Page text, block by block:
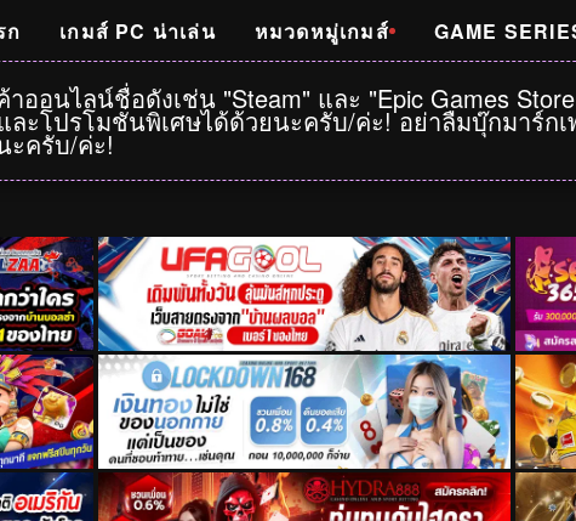
ก เกมส์ PC น่าเล่น หมวดหมู่เกมส์ GAME
อนไลน์ชื่อดังเช่น "Steam" และ "Epic Games
ะโปรโมชั่นพิเศษได้ด้วยนะครับ/ค่ะ! อย่าลืมบุ๊กมาร์ก
ะครับ/ค่ะ!